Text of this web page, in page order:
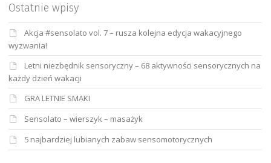
Ostatnie wpisy
Akcja #sensolato vol. 7 – rusza kolejna edycja wakacyjnego
wyzwania!
Letni niezbędnik sensoryczny – 68 aktywności sensorycznych na
każdy dzień wakacji
GRA LETNIE SMAKI
Sensolato – wierszyk – masażyk
5 najbardziej lubianych zabaw sensomotorycznych